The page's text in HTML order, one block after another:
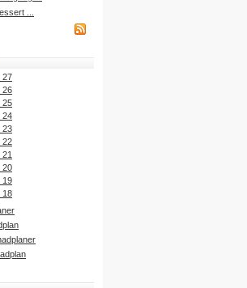
...
27
26
25
24
23
22
20
19
18